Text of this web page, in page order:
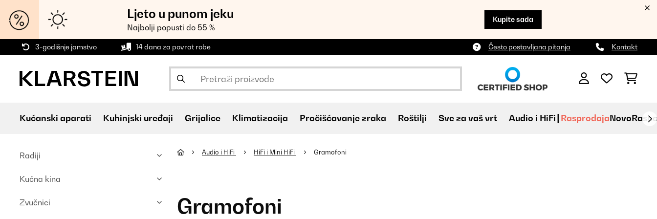
Ljeto u punom jeku
Najbolji popusti do 55 %
Kupite sada
3-godišnje jamstvo 14 dana za povrat robe Često postavljana pitanja Kontakt
Kućanski aparati Kuhinjski uređaji Grijalice Klimatizacija Pročišćavanje zraka Roštilji Sve za vaš vrt Audio i HiFi RasprodajaNovo
Radiji
Kućna kina
Zvučnici
Audio i HiFi HiFi i Mini HiFi Gramofoni
Gramofoni